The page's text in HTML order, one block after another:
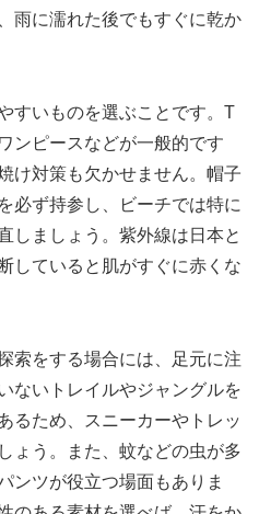
雨に濡れた後でもすぐに乾か
すいものを選ぶことです。T
ンピースなどが一般的です
け対策も欠かせません。帽子
必ず持参し、ビーチでは特に
しましょう。紫外線は日本と
していると肌がすぐに赤くな
索をする場合には、足元に注
ないトレイルやジャングルを
るため、スニーカーやトレッ
ょう。また、蚊などの虫が多
ンツが役立つ場面もありま